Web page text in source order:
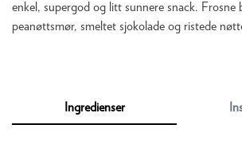
enkel, supergod og litt sunnere snack. Frosne
peanøttsmør, smeltet sjokolade og ristede
Ingredienser